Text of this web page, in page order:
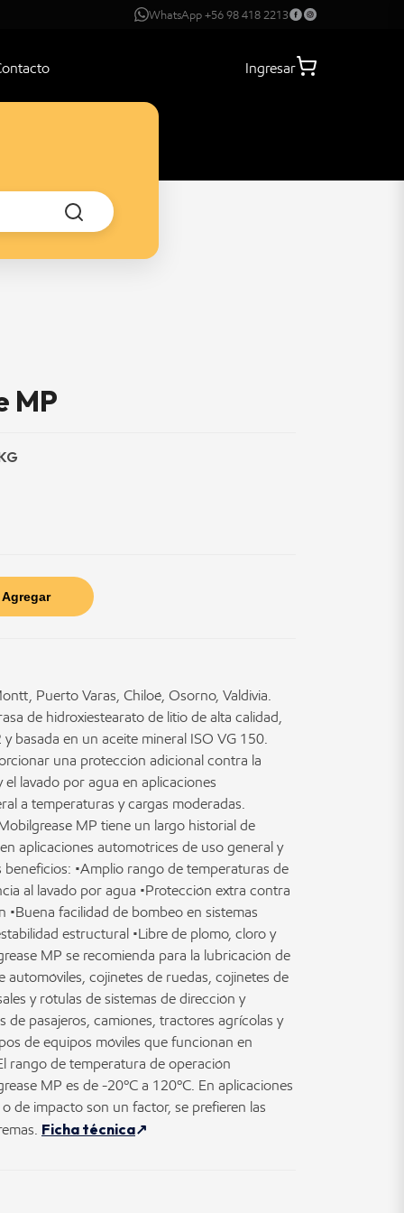
WhatsApp +56 98 418 2213
Ingresar
MP
Agregar
Puerto Varas, Chiloé, Osorno, Valdivia.
de hidroxiestearato de litio de alta calidad,
basada en un aceite mineral ISO VG 150.
una protección adicional contra la
lavado por agua en aplicaciones
a temperaturas y cargas moderadas.
MP tiene un largo historial de
aplicaciones automotrices de uso general y
•Amplio rango de temperaturas de
al lavado por agua •Protección extra contra
•Buena facilidad de bombeo en sistemas
estructural •Libre de plomo, cloro y
MP se recomienda para la lubricación de
automóviles, cojinetes de ruedas, cojinetes de
y rótulas de sistemas de dirección y
de pasajeros, camiones, tractores agrícolas y
de equipos móviles que funcionan en
rango de temperatura de operación
MP es de -20ºC a 120ºC. En aplicaciones
de impacto son un factor, se prefieren las
Ficha técnica